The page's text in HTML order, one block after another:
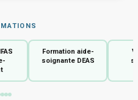
Formation aide-
soignante DEAS